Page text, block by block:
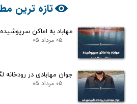
تازه ترین
مهاباد به اماکن
۰۵ مرداد ۰۵
جوان مهابادی در
۰۵ مرداد ۰۵